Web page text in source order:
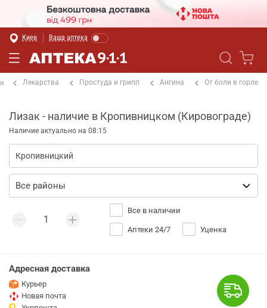
Киев Ваша аптека
Лекарства Простуда и грипп Ангина От боли в горле
Лизак - наличие в Кропивницком (Кировограде)
Наличие актуально на 08:15
Все в наличии
Аптеки 24/7 Уценка
Адресная доставка
Курьер
Новая почта